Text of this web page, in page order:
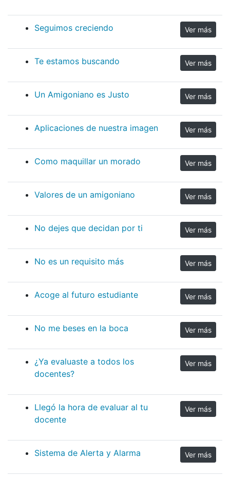
Seguimos creciendo Ver más
Te estamos buscando Ver más
Un Amigoniano es Justo Ver más
Aplicaciones de nuestra imagen Ver más
Como maquillar un morado Ver más
Valores de un amigoniano Ver más
No dejes que decidan por ti Ver más
No es un requisito más Ver más
Acoge al futuro estudiante Ver más
No me beses en la boca Ver más
¿Ya evaluaste a todos los
docentes?
Ver más
Llegó la hora de evaluar al tu
docente
Ver más
Sistema de Alerta y Alarma Ver más